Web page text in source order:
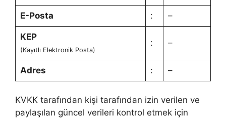
E-Posta : –
KEP
(Kayıtlı Elektronik Posta)
: –
Adres : –
KVKK tarafından kişi tarafından izin verilen ve
paylaşılan güncel verileri kontrol etmek için